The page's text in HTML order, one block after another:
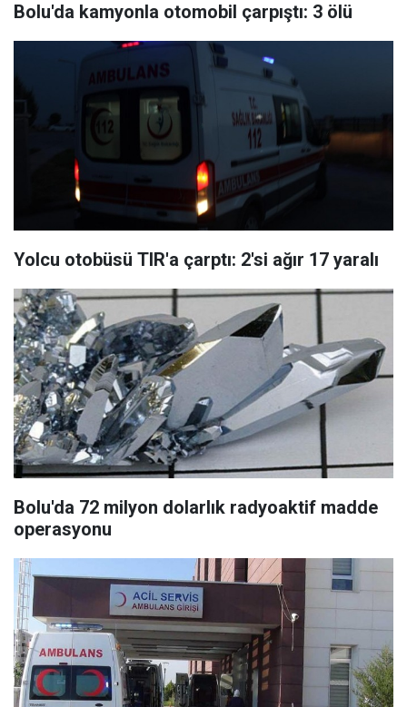
Bolu'da kamyonla otomobil çarpıştı: 3 ölü
Yolcu otobüsü TIR'a çarptı: 2'si ağır 17 yaralı
Bolu'da 72 milyon dolarlık radyoaktif madde
operasyonu